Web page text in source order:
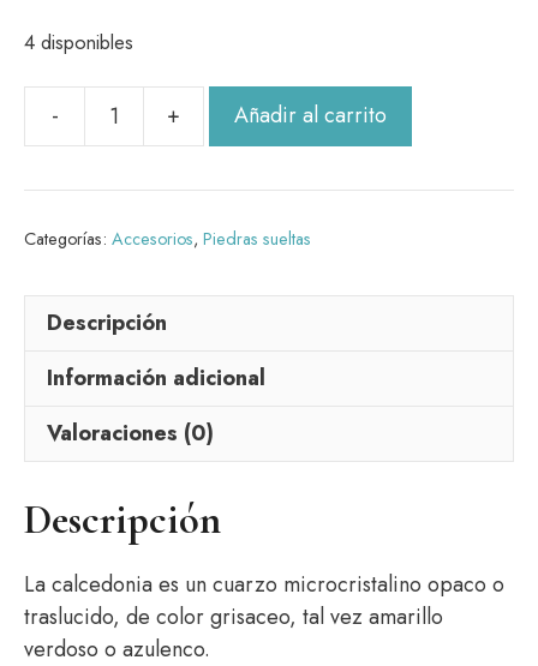
4 disponibles
Calcedonia
Añadir al carrito
Categorías: Accesorios, Piedras sueltas
Descripción
Información adicional
Valoraciones (0)
Descripción
La calcedonia es un cuarzo microcristalino opaco o
traslucido, de color grisaceo, tal vez amarillo
verdoso o azulenco.